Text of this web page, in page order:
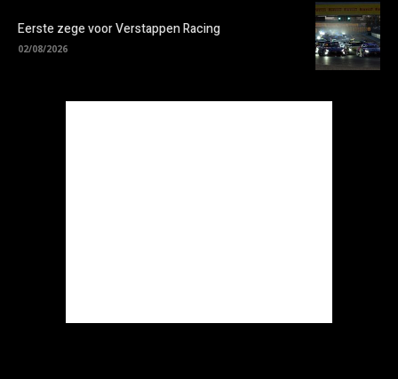
Eerste zege voor Verstappen Racing
02/08/2026